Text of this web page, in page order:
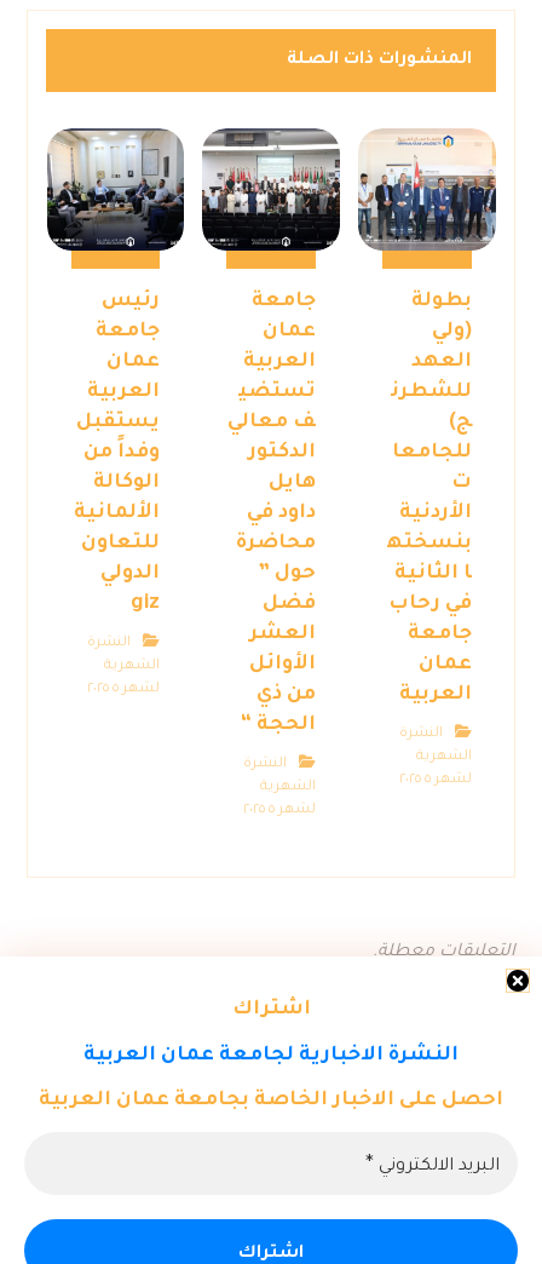
اشتراك
النشرة الاخبارية لجامعة عمان العربية
احصل على الاخبار الخاصة بجامعة عمان العربية
المنشورات ذات الصلة
بطولة
(ولي
العهد
للشطرن
ج)
للجامعا
ت
الأردنية
بنسخته
ا الثانية
في رحاب
جامعة
عمان
العربية
النشرة
الشهرية
لشهر ٥ ٢٠٢٥
جامعة
عمان
العربية
تستضي
ف معالي
الدكتور
هايل
داود في
محاضرة
حول ”
فضل
العشر
الأوائل
من ذي
الحجة “
النشرة
الشهرية
لشهر ٥ ٢٠٢٥
رئيس
جامعة
عمان
العربية
يستقبل
وفداً من
الوكالة
الألمانية
للتعاون
الدولي
giz
النشرة
الشهرية
لشهر ٥ ٢٠٢٥
التعليقات معطلة.